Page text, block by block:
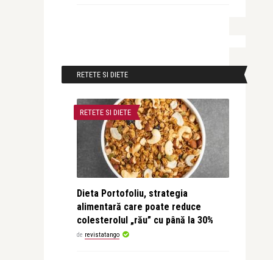
RETETE SI DIETE
RETETE SI DIETE
Dieta Portofoliu, strategia
alimentară care poate reduce
colesterolul „rău” cu până la 30%
de revistatango